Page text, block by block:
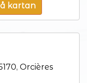
kartan
Orcières